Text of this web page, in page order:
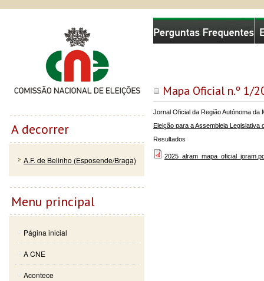
Mapa Oficial n.º 1/
Jornal Oficial da Região Autónoma da
Eleição para a Assembleia Legislativa
Resultados
Comissão Nacional de Eleições
A decorrer
A.F. de Belinho (Esposende/Braga)
Menu principal
Página inicial
A CNE
Acontece